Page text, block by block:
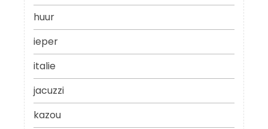
huur
ieper
italie
jacuzzi
kazou